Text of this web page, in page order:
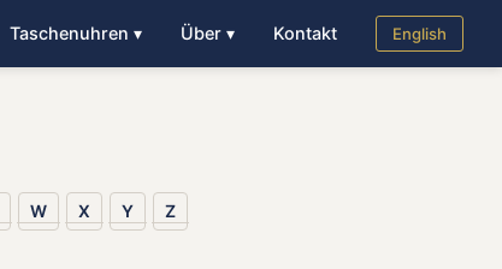
Taschenuhren ▾ Über ▾ Kontakt English
W X Y Z